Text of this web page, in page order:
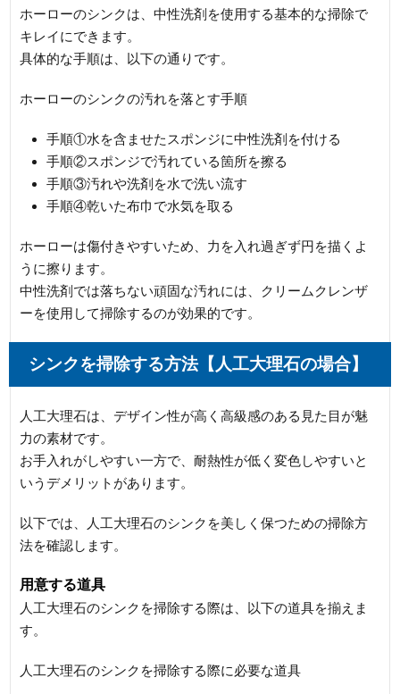
ホーローのシンクは、中性洗剤を使用する基本的な掃除で
キレイにできます。
具体的な手順は、以下の通りです。
ホーローのシンクの汚れを落とす手順
手順①水を含ませたスポンジに中性洗剤を付ける
手順②スポンジで汚れている箇所を擦る
手順③汚れや洗剤を水で洗い流す
手順④乾いた布巾で水気を取る
ホーローは傷付きやすいため、力を入れ過ぎず円を描くよ
うに擦ります。
中性洗剤では落ちない頑固な汚れには、クリームクレンザ
ーを使用して掃除するのが効果的です。
シンクを掃除する方法【人工大理石の場合】
人工大理石は、デザイン性が高く高級感のある見た目が魅
力の素材です。
お手入れがしやすい一方で、耐熱性が低く変色しやすいと
いうデメリットがあります。
以下では、人工大理石のシンクを美しく保つための掃除方
法を確認します。
用意する道具
人工大理石のシンクを掃除する際は、以下の道具を揃えま
す。
人工大理石のシンクを掃除する際に必要な道具